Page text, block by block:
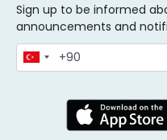
Sign up to be informed
announcements and